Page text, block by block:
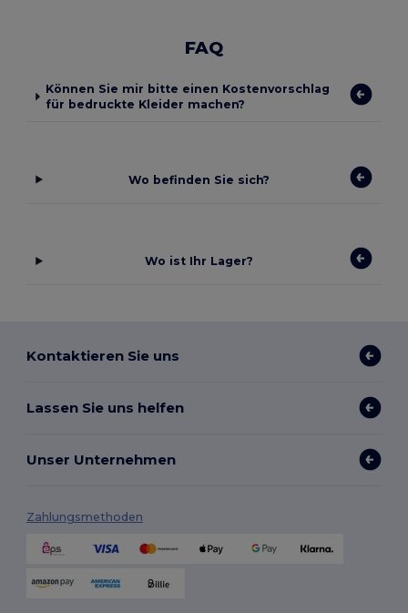
FAQ
Können Sie mir bitte einen Kostenvorschlag
für bedruckte Kleider machen?
Wo befinden Sie sich?
Wo ist Ihr Lager?
Kontaktieren Sie uns
Lassen Sie uns helfen
Unser Unternehmen
Zahlungsmethoden